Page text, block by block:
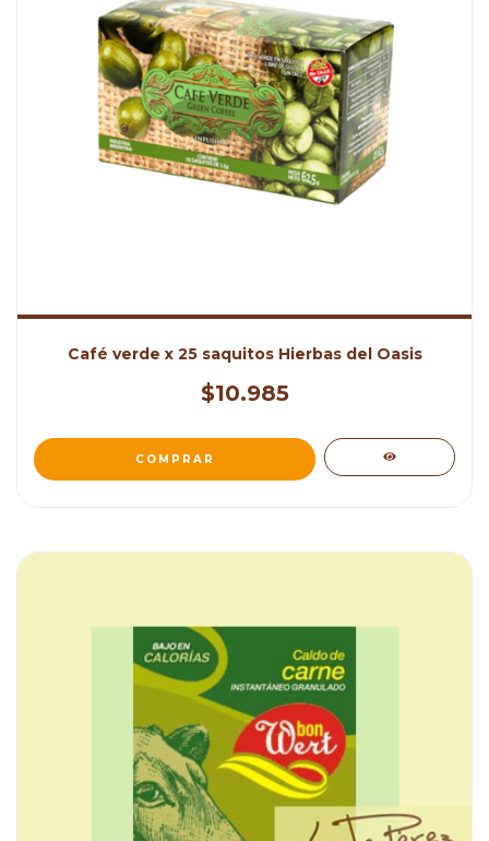
Café verde x 25 saquitos Hierbas del Oasis
$10.985